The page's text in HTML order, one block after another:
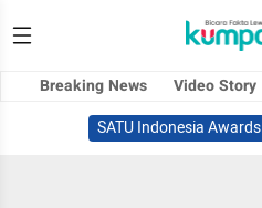
Breaking News Video Story
SATU Indonesia Awards